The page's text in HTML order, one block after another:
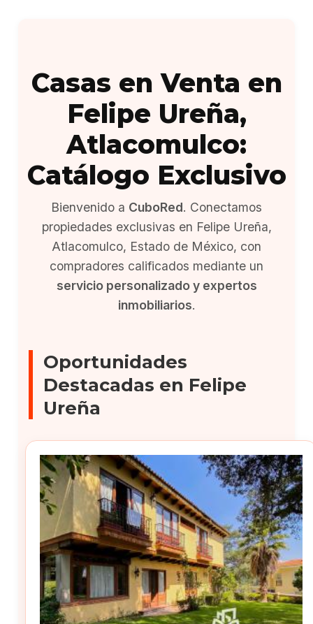
Casas en Venta en
Felipe Ureña,
Atlacomulco:
Catálogo Exclusivo
Bienvenido a CuboRed. Conectamos
propiedades exclusivas en Felipe Ureña,
Atlacomulco, Estado de México, con
compradores calificados mediante un
servicio personalizado y expertos
inmobiliarios.
Oportunidades
Destacadas en Felipe
Ureña